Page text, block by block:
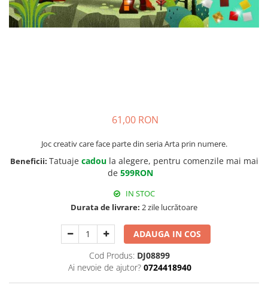
61,00 RON
Joc creativ care face parte din seria Arta prin numere.
Beneficii: Tatuaje cadoula alegere, pentru comenzile mai mai
de 599RON
IN STOC
Durata de livrare: 2 zile lucrătoare
ADAUGA IN COS
Cod Produs: DJ08899
Ai nevoie de ajutor? 0724418940